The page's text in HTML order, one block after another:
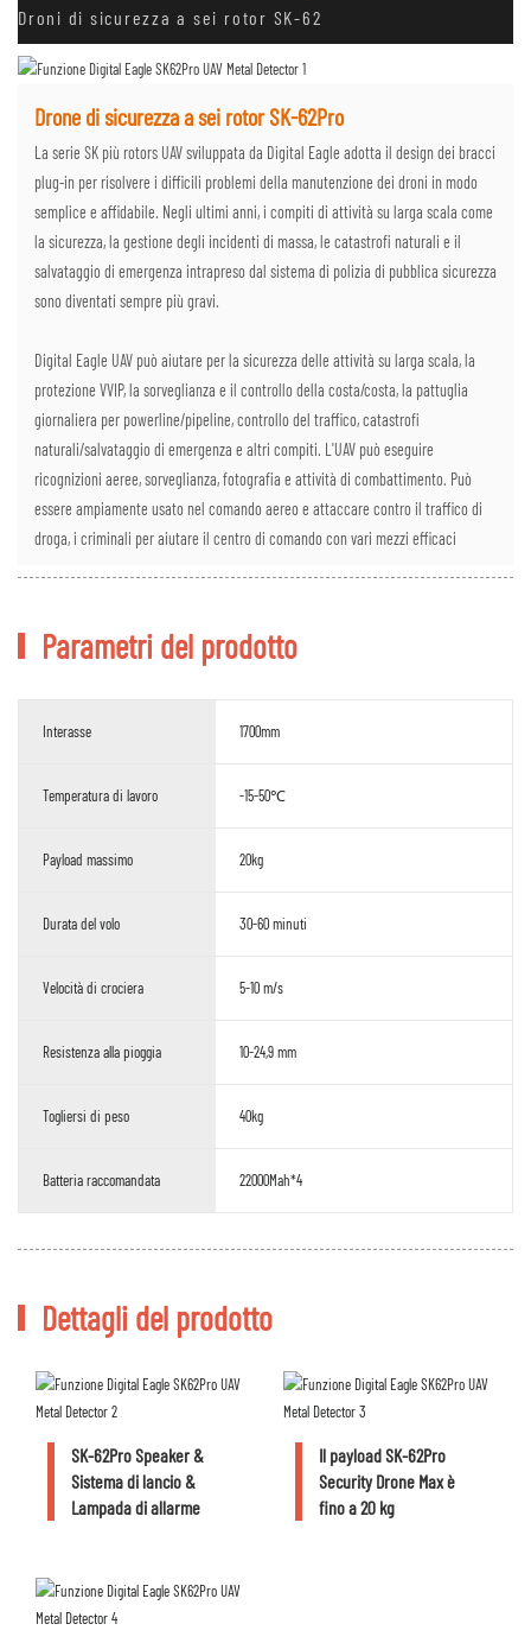
Droni di sicurezza a sei rotor SK-62
Drone di sicurezza a sei rotor SK-62Pro
La serie SK più rotors UAV sviluppata da Digital Eagle adotta il design dei bracci
plug-in per risolvere i difficili problemi della manutenzione dei droni in modo
semplice e affidabile. Negli ultimi anni, i compiti di attività su larga scala come
la sicurezza, la gestione degli incidenti di massa, le catastrofi naturali e il
salvataggio di emergenza intrapreso dal sistema di polizia di pubblica sicurezza
sono diventati sempre più gravi.
Digital Eagle UAV può aiutare per la sicurezza delle attività su larga scala, la
protezione VVIP, la sorveglianza e il controllo della costa/costa, la pattuglia
giornaliera per powerline/pipeline, controllo del traffico, catastrofi
naturali/salvataggio di emergenza e altri compiti. L'UAV può eseguire
ricognizioni aeree, sorveglianza, fotografia e attività di combattimento. Può
essere ampiamente usato nel comando aereo e attaccare contro il traffico di
droga, i criminali per aiutare il centro di comando con vari mezzi efficaci
Parametri del prodotto
Interasse 1700mm
Temperatura di lavoro -15-50℃
Payload massimo 20kg
Durata del volo 30-60 minuti
Velocità di crociera 5-10 m/s
Resistenza alla pioggia 10-24,9 mm
Togliersi di peso 40kg
Batteria raccomandata 22000Mah*4
Dettagli del prodotto
SK-62Pro Speaker &
Sistema di lancio &
Lampada di allarme
Il payload SK-62Pro
Security Drone Max è
fino a 20 kg